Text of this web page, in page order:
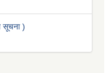
सूचना )